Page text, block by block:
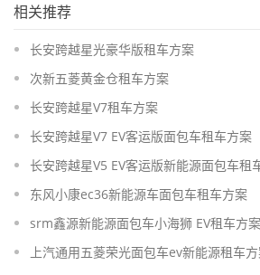
相关推荐
长安跨越星光豪华版租车方案
次新五菱黄金仓租车方案
长安跨越星V7租车方案
长安跨越星V7 EV客运版面包车租车方案
长安跨越星V5 EV客运版新能源面包车租
东风小康ec36新能源车面包车租车方案
srm鑫源新能源面包车小海狮 EV租车方案
上汽通用五菱荣光面包车ev新能源租车